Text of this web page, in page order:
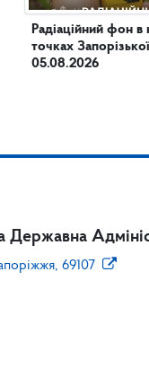
Радіаційний фон
точках
05.08.2026
Державна
69107